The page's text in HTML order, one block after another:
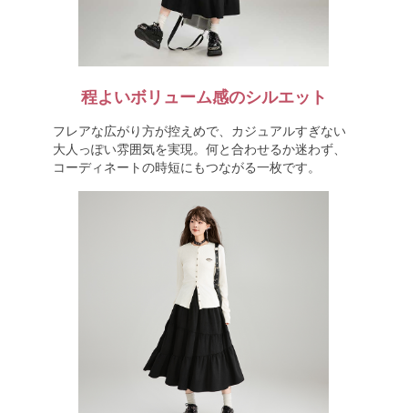
程よいボリューム感のシルエット
フレアな広がり方が控えめで、カジュアルすぎない
大人っぽい雰囲気を実現。何と合わせるか迷わず、
コーディネートの時短にもつながる一枚です。